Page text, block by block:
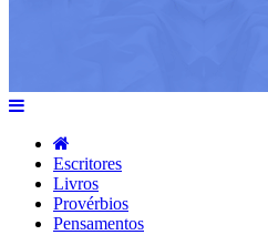
Escritores
Livros
Provérbios
Pensamentos